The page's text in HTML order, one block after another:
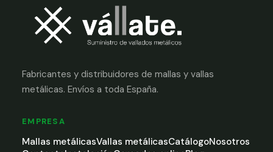
Fabricantes y distribuidores de mallas y vallas
metálicas. Envíos a toda España.
EMPRESA
Mallas metálicasVallas metálicasCatálogoNosotros